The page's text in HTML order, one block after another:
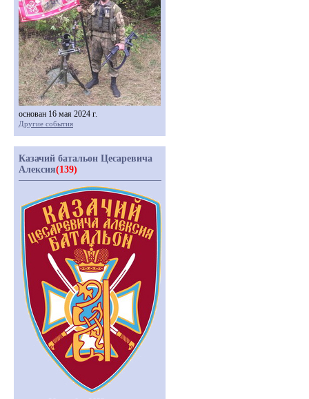
основан 16 мая 2024 г.
Другие события
Казачий батальон Цесаревича
Алексия(139)